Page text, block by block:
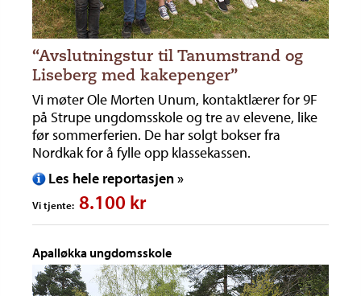
“Avslutningstur til Tanumstrand og
Liseberg med kakepenger”
Vi møter Ole Morten Unum, kontaktlærer for 9F
på Strupe ungdomsskole og tre av elevene, like
før sommerferien. De har solgt bokser fra
Nordkak for å fylle opp klassekassen.
Les hele reportasjen »
Vi tjente: 8.100 kr
Apalløkka ungdomsskole